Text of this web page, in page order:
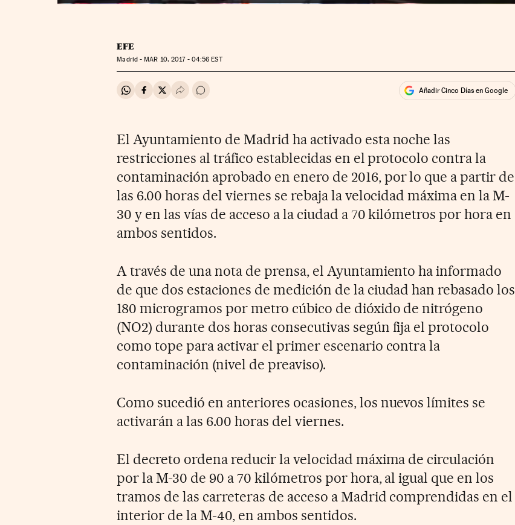
EFE
Madrid - MAR 10, 2017 - 04:56 EST
Compartir en Whatsapp
Compartir en Facebook
Compartir en Twitter
Desplegar Redes Sociales
Ir a los comentarios Añadir Cinco Días en Google
El Ayuntamiento de Madrid ha activado esta noche las
restricciones al tráfico establecidas en el protocolo contra la
contaminación aprobado en enero de 2016, por lo que a partir de
las 6.00 horas del viernes se rebaja la velocidad máxima en la M-
30 y en las vías de acceso a la ciudad a 70 kilómetros por hora en
ambos sentidos.
A través de una nota de prensa, el Ayuntamiento ha informado
de que dos estaciones de medición de la ciudad han rebasado los
180 microgramos por metro cúbico de dióxido de nitrógeno
(NO2) durante dos horas consecutivas según fija el protocolo
como tope para activar el primer escenario contra la
contaminación (nivel de preaviso).
Como sucedió en anteriores ocasiones, los nuevos límites se
activarán a las 6.00 horas del viernes.
El decreto ordena reducir la velocidad máxima de circulación
por la M-30 de 90 a 70 kilómetros por hora, al igual que en los
tramos de las carreteras de acceso a Madrid comprendidas en el
interior de la M-40, en ambos sentidos.